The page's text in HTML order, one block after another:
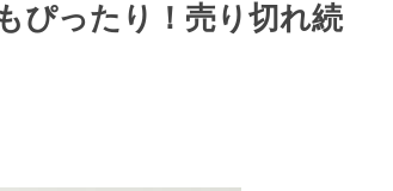
ぴったり！売り切れ続